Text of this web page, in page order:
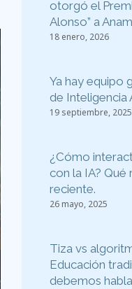
otorgó el
Alonso” a
18 enero, 2026
Ya hay equipo
de Inteligencia
19 septiembre, 2025
¿Cómo
con la IA? Qué
reciente.
26 mayo, 2025
Tiza vs
Educación
debemos